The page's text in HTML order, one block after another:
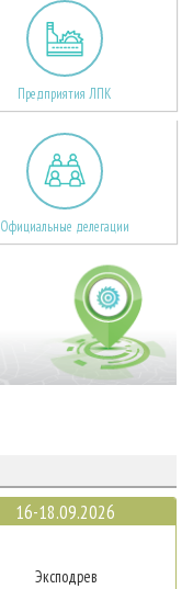
Предприятия ЛПК
Официальные делегации
16-18.09.2026
Эксподрев